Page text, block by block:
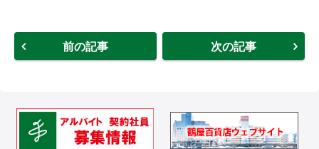
前の記事 次の記事